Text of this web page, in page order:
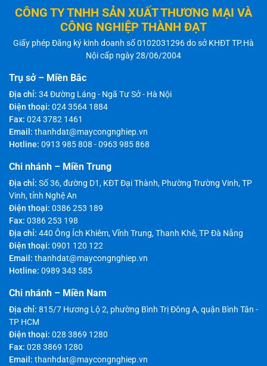
CÔNG TY TNHH SẢN XUẤT THƯƠNG MẠI VÀ
CÔNG NGHIỆP THÀNH ĐẠT
Giấy phép Đăng ký kinh doanh số 0102031296 do sở KHĐT TP.Hà
Nội cấp ngày 28/06/2004
Trụ sở – Miền Bắc
Địa chỉ: 34 Đường Láng - Ngã Tư Sở - Hà Nội
Điện thoại: 024 3564 1884
Fax: 024 3782 1461
Email: thanhdat@maycongnghiep.vn
Hotline: 0913 985 808 -0963 985 868
Chi nhánh – Miền Trung
Địa chỉ: Số 36, đường D1, KĐT Đại Thành, Phường Trường Vinh, TP
Vinh, tỉnh Nghệ An
Điện thoại: 0386 253 189
Fax: 0386 253 198
Địa chỉ: 440 Ông Ích Khiêm, Vĩnh Trung, Thanh Khê, TP Đà Nẵng
Điện thoại: 0901 120 122
Email: thanhdat@maycongnghiep.vn
Hotline: 0989 343 585
Chi nhánh – Miền Nam
Địa chỉ: 815/7 Hương Lộ 2, phường Bình Trị Đông A, quận Bình Tân -
TP HCM
Điện thoại: 028 3869 1280
Fax: 028 3869 1280
Email: thanhdat@maycongnghiep.vn